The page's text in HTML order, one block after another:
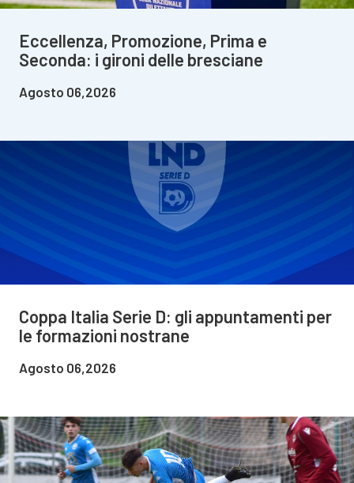
Eccellenza, Promozione, Prima e
Seconda: i gironi delle bresciane
Agosto 06,2026
Coppa Italia Serie D: gli appuntamenti per
le formazioni nostrane
Agosto 06,2026